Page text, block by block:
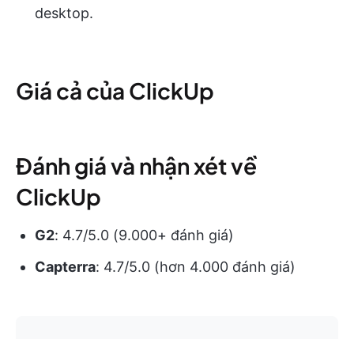
desktop.
Giá cả của ClickUp
Đánh giá và nhận xét về
ClickUp
G2: 4.7/5.0 (‎9.000+ đánh giá)
Capterra: 4.7/5.0 (hơn 4.000 đánh giá)